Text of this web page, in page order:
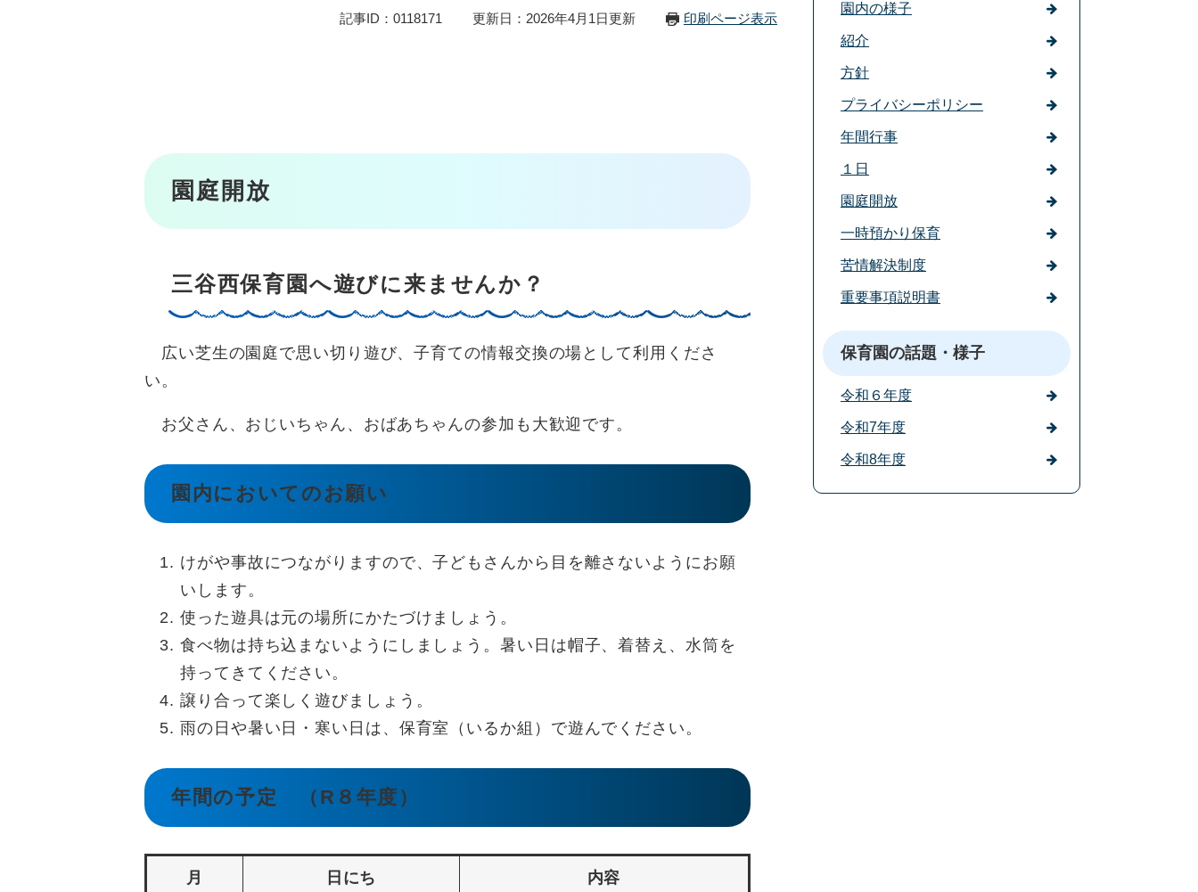
記事ID：0118171 更新日：2026年4月1日更新 印刷ページ表示
園庭開放
三谷西保育園へ遊びに来ませんか？
広い芝生の園庭で思い切り遊び、子育ての情報交換の場として利用くださ
い。
お父さん、おじいちゃん、おばあちゃんの参加も大歓迎です。
園内においてのお願い
けがや事故につながりますので、子どもさんから目を離さないようにお願
いします。
使った遊具は元の場所にかたづけましょう。
食べ物は持ち込まないようにしましょう。暑い日は帽子、着替え、水筒を
持ってきてください。
譲り合って楽しく遊びましょう。
雨の日や暑い日・寒い日は、保育室（いるか組）で遊んでください。
年間の予定 （R８年度）
月 日にち 内容
園内の様子
紹介
方針
プライバシーポリシー
年間行事
１日
園庭開放
一時預かり保育
苦情解決制度
重要事項説明書
保育園の話題・様子
令和６年度
令和7年度
令和8年度